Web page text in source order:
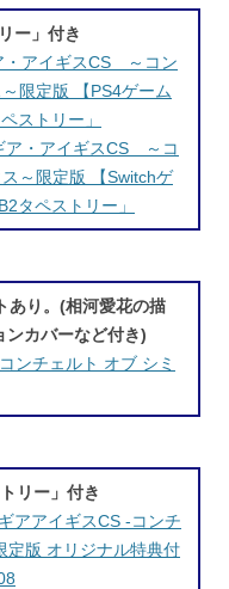
ー」付き
・アイギスCS ～コン
限定版 【PS4ゲーム
ストリー」
ア・アイギスCS ～コ
～限定版 【Switchゲ
タペストリー」
あり。(相河愛花の描
ンカバーなど付き)
ンチェルト オブ シミ
リー」付き
アアイギスCS -コンチ
定版 オリジナル特典付